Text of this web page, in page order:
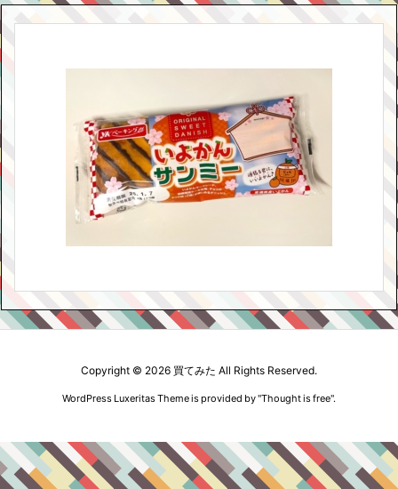
Copyright © 2026 買てみた All Rights Reserved.
WordPress Luxeritas Theme is provided by "Thought is free".